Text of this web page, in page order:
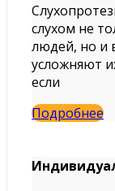
слухом не
людей, но и
усложняют
если
Подробнее